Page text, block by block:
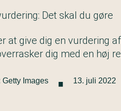
Det skal du gøre
at give dig en vurdering
dig med en høj
Getty Images · 13. juli 2022